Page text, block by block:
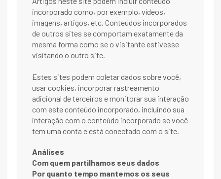
incorporado como, por exemplo, vídeos,
imagens, artigos, etc. Conteúdos incorporados
de outros sites se comportam exatamente da
mesma forma como se o visitante estivesse
visitando o outro site.
Estes sites podem coletar dados sobre você,
usar cookies, incorporar rastreamento
adicional de terceiros e monitorar sua interação
com este conteúdo incorporado, incluindo sua
interação com o conteúdo incorporado se você
tem uma conta e está conectado com o site.
Análises
Com quem partilhamos seus dados
Por quanto tempo mantemos os seus